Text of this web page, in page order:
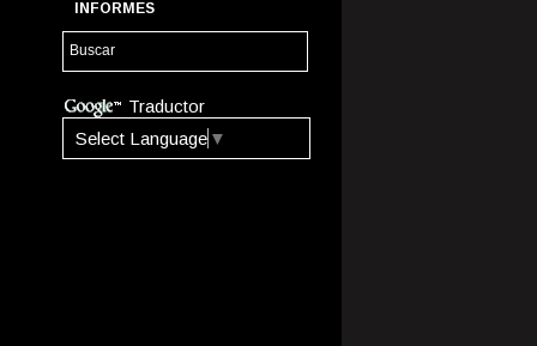
INFORMES
Traductor
Select Language ▼